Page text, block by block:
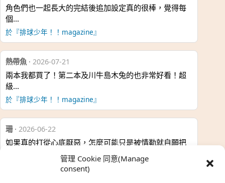
管理 Cookie 同意(Manage
consent)
角色們也一起長大的完結後追加設定真的很棒，覺得每
個…
於『排球少年！！magazine』
熱帶魚 · 2026-07-21
兩本我都買了！第二本及川牛島木兔的也非常好看！超
級…
於『排球少年！！magazine』
珊· 2026-06-22
如果真的打從心底厭惡，怎麼可能只是被情勒就自願把